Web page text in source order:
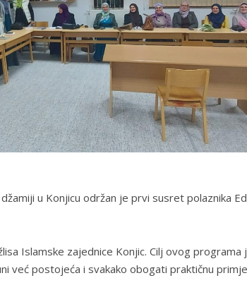
u Konjicu održan je prvi susret polaznika
Islamske zajednice Konjic. Cilj ovog programa
već postojeća i svakako obogati praktičnu